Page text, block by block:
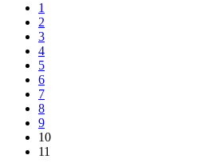
1
2
3
4
5
6
7
8
9
10
11